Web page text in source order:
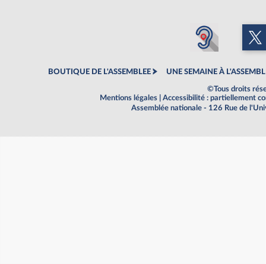
BOUTIQUE DE L'ASSEMBLEE UNE SEMAINE À
©Tous droits
Mentions légales
Accessibilité : partiellement
Assemblée nationale - 126 Rue de